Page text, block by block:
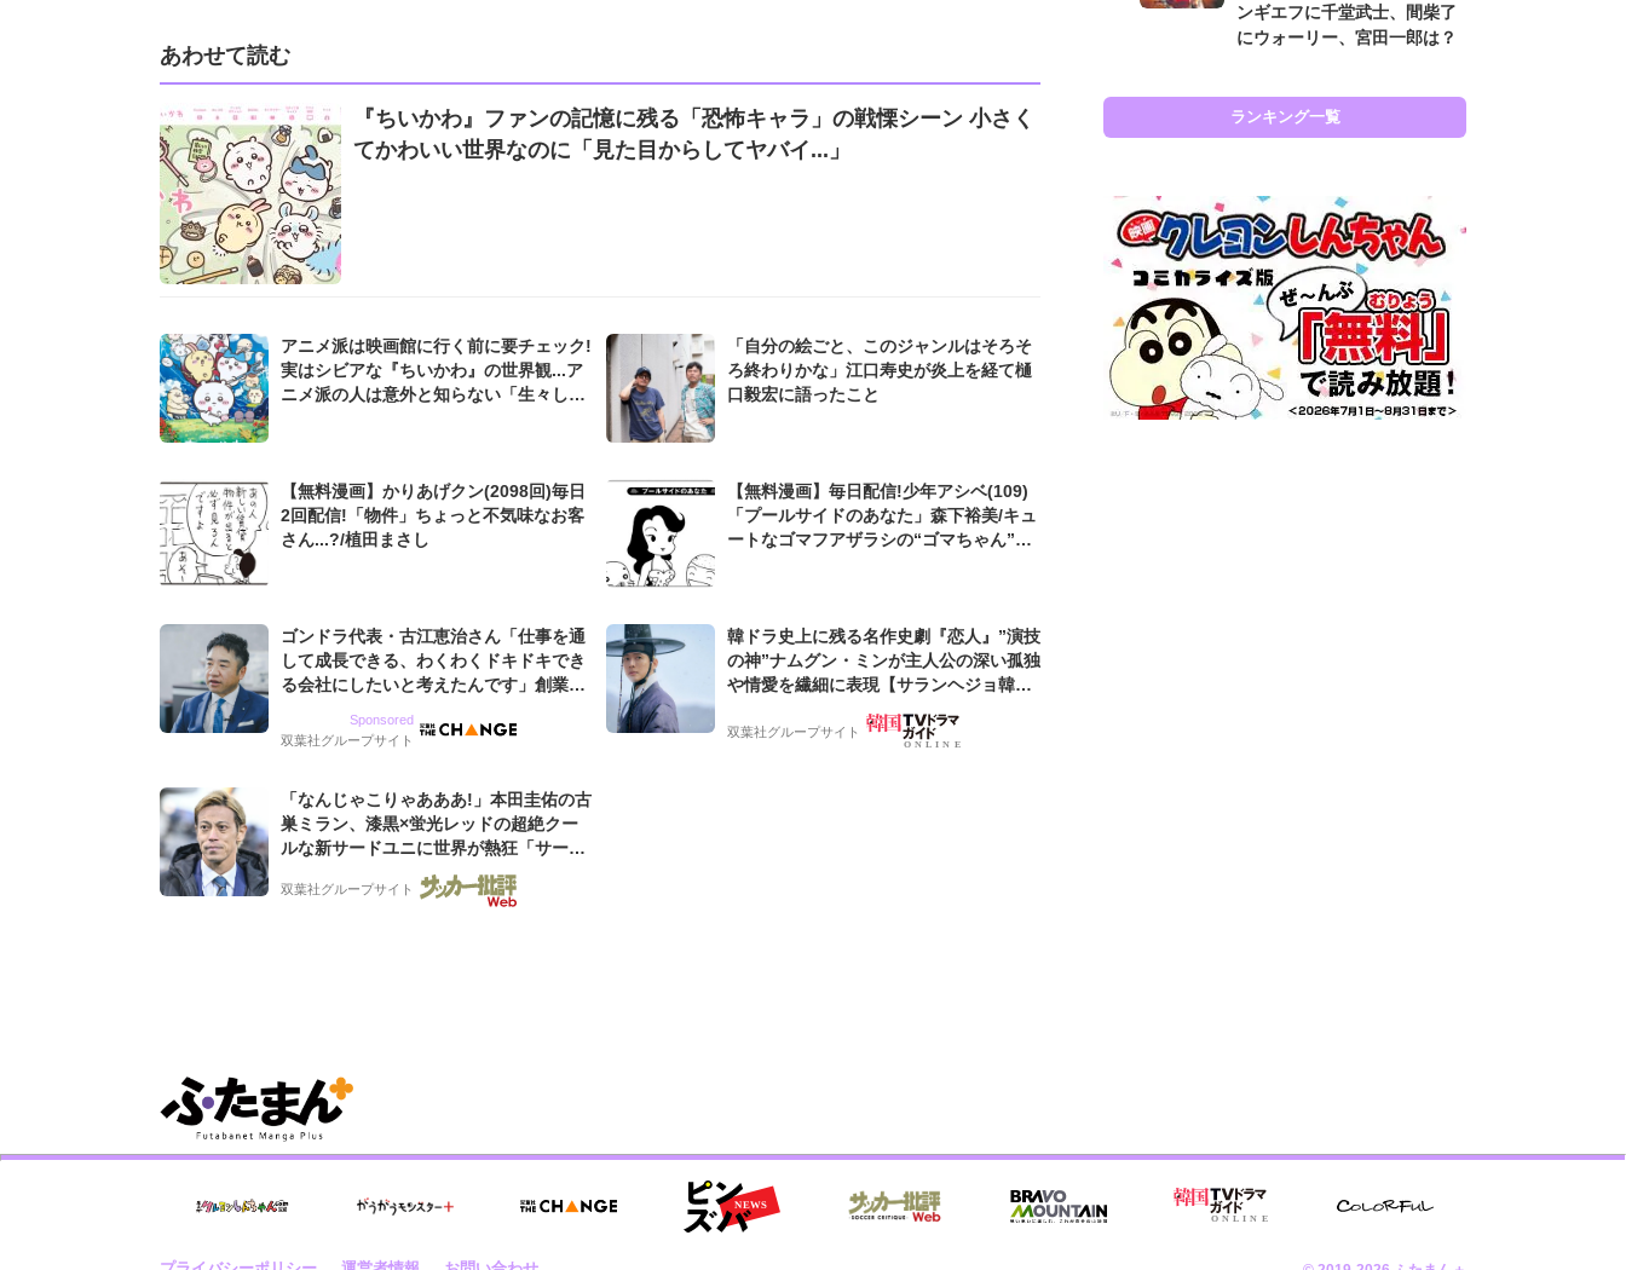
あわせて読む
『ちいかわ』ファンの記憶に残る「恐怖キャラ」の戦慄シーン 小さく
てかわいい世界なのに「見た目からしてヤバイ...」
アニメ派は映画館に行く前に要チェック!
実はシビアな『ちいかわ』の世界観...ア
ニメ派の人は意外と知らない「生々しい
「自分の絵ごと、このジャンルはそろそ
ろ終わりかな」江口寿史が炎上を経て樋
口毅宏に語ったこと
【無料漫画】かりあげクン(2098回)毎日
2回配信!「物件」ちょっと不気味なお客
さん...?/植田まさし
【無料漫画】毎日配信!少年アシベ(109)
「プールサイドのあなた」森下裕美/キュ
ートなゴマフアザラシの“ゴマちゃん”を
ゴンドラ代表・古江恵治さん「仕事を通
して成長できる、わくわくドキドキでき
る会社にしたいと考えたんです」創業来
グ会社のアイデンティティ
Sponsored
双葉社グループサイト
韓ドラ史上に残る名作史劇『恋人』”演技
の神”ナムグン・ミンが主人公の深い孤独
や情愛を繊細に表現【サランヘジョ韓ド
双葉社グループサイト
「なんじゃこりゃあああ!」本田圭佑の古
巣ミラン、漆黒×蛍光レッドの超絶クー
ルな新サードユニに世界が熱狂「サード
なのにズルい」「こりゃかっけえわ」
双葉社グループサイト
ンギエフに千堂武士、間柴了
にウォーリー、宮田一郎は？
ランキング一覧